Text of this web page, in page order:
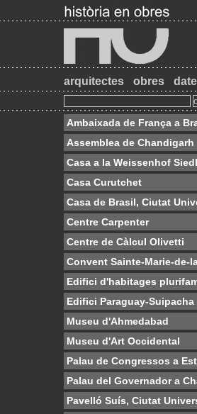
arquitectes obres
Ambaixada de França a
Assemblea de Chandigarh
Casa a la Weissenhof
Casa Curutchet
Casa de Brasil, Ciutat
Centre Carpenter
Centre de Càlcul Olivetti
Convent Sainte-Marie-de-
Edifici d'habitages
Edifici Paraguay-Suipacha
Museu d'Ahmedabad
Museu d'Art Occidental
Palau de Congressos a
Palau del Governador a
Pavelló Suís, Ciutat